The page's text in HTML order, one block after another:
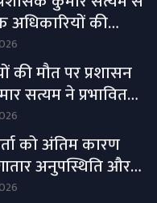
अधिकारियों की
की मौत पर प्रशासन
सत्यम ने प्रभावित
भेजा।
को अंतिम कारण
अनुपस्थिति और